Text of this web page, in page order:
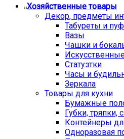
Хозяйственные товары
Декор, предметы
Табуреты и
Вазы
Чашки и
Статуэтки
Часы и
Зеркала
Товары для кухни
Бумажные
Губки, тряпки,
Контейнеры
Одноразовая